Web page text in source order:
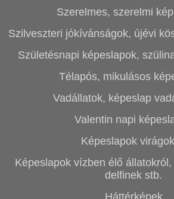
Szerelmes, szerelmi
Szilveszteri jókívánságok, újévi
Születésnapi képeslapok,
Télapós, mikulásos
Vadállatok, képeslap
Valentin napi
Képeslapok
Képeslapok vízben élő
delfinek stb.
Háttérképek